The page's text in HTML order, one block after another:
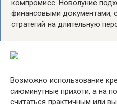
компромисс. Новолуние
финансовыми документами,
стратегий на длительную
Возможно использование
сиюминутные прихоти, а на
считаться практичным или